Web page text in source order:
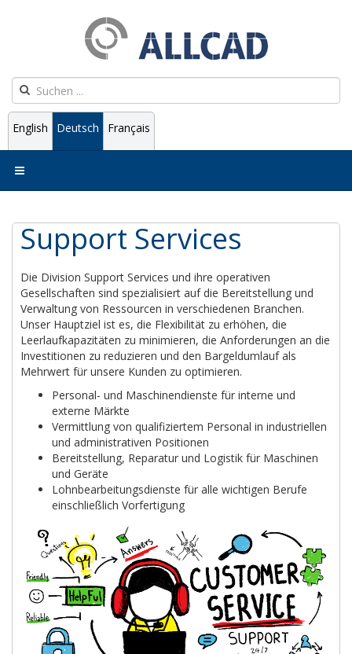
English Deutsch Français
Support Services
Die Division Support Services und ihre operativen
Gesellschaften sind spezialisiert auf die Bereitstellung und
Verwaltung von Ressourcen in verschiedenen Branchen.
Unser Hauptziel ist es, die Flexibilität zu erhöhen, die
Leerlaufkapazitäten zu minimieren, die Anforderungen an die
Investitionen zu reduzieren und den Bargeldumlauf als
Mehrwert für unsere Kunden zu optimieren.
Personal- und Maschinendienste für interne und
externe Märkte
Vermittlung von qualifiziertem Personal in industriellen
und administrativen Positionen
Bereitstellung, Reparatur und Logistik für Maschinen
und Geräte
Lohnbearbeitungsdienste für alle wichtigen Berufe
einschließlich Vorfertigung